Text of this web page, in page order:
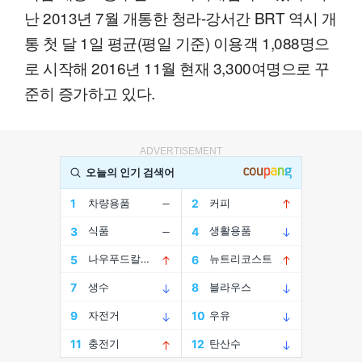
난 2013년 7월 개통한 청라-강서간 BRT 역시 개
통 첫 달 1일 평균(평일 기준) 이용객 1,088명으
로 시작해 2016년 11월 현재 3,300여명으로 꾸
준히 증가하고 있다.
ADVERTISEMENT